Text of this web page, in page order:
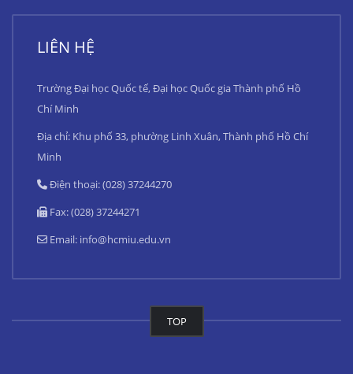
LIÊN HỆ
Trường Đại học Quốc tế, Đại học Quốc gia Thành phố Hồ
Chí Minh
Địa chỉ: Khu phố 33, phường Linh Xuân, Thành phố Hồ Chí
Minh
Điện thoại: (028) 37244270
Fax: (028) 37244271
Email: info@hcmiu.edu.vn
TOP